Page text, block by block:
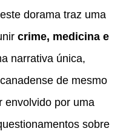
dorama traz uma
crime, medicina e
narrativa única,
de mesmo
envolvido por uma
sobre